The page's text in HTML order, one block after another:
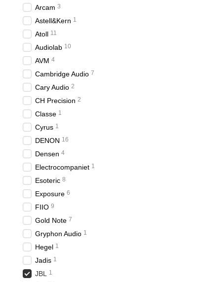
Arcam 3
Astell&Kern 1
Atoll 11
Audiolab 10
AVM 4
Cambridge Audio 7
Cary Audio 2
CH Precision 2
Classe 1
Cyrus 1
DENON 16
Densen 4
Electrocompaniet 1
Esoteric 8
Exposure 6
FIIO 9
Gold Note 7
Gryphon Audio 1
Hegel 1
Jadis 1
JBL 1